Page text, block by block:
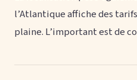
l’Atlantique affiche des
plaine. L’important est de